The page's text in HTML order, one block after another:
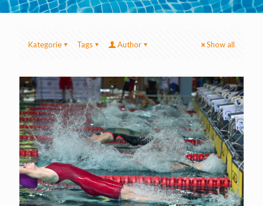
Kategorie Tags Author Show all